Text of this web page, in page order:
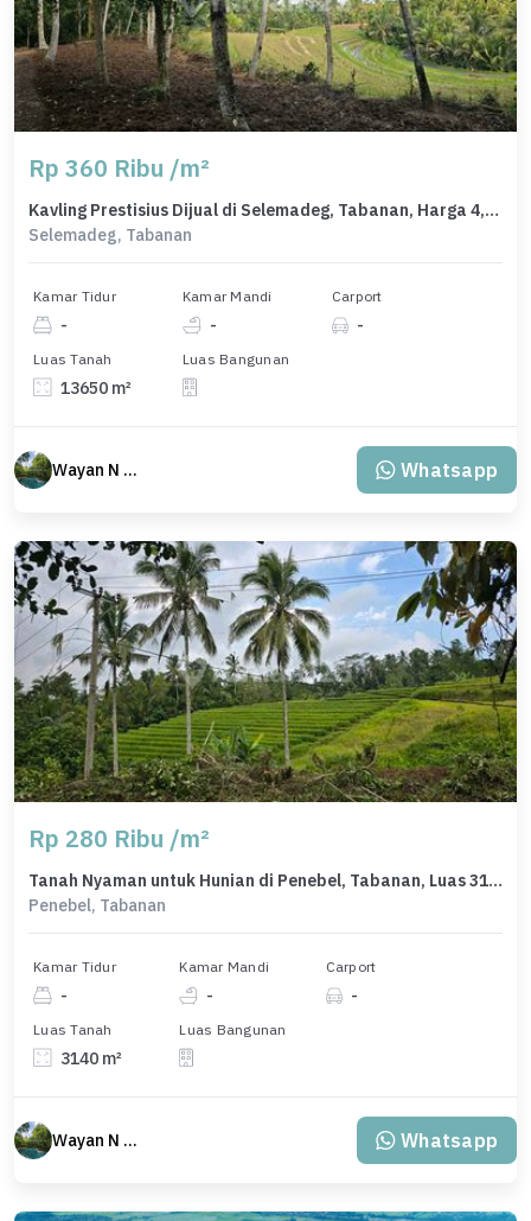
Rp 360 Ribu /m²
Kavling Prestisius Dijual di Selemadeg, Tabanan, Harga 4,91 Miliar
Selemadeg, Tabanan
Kamar Tidur
-
Kamar Mandi
-
Carport
-
Luas Tanah
13650 m²
Luas Bangunan
Wayan N Bali Whatsapp
Rp 280 Ribu /m²
Tanah Nyaman untuk Hunian di Penebel, Tabanan, Luas 3140m²
Penebel, Tabanan
Kamar Tidur
-
Kamar Mandi
-
Carport
-
Luas Tanah
3140 m²
Luas Bangunan
Wayan N Bali Whatsapp